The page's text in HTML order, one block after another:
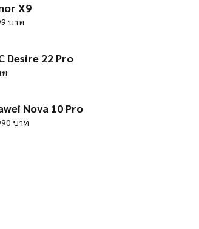
X9
บาท
Desire 22 Pro
Nova 10 Pro
บาท